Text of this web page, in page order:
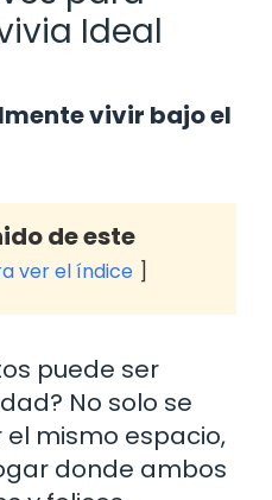
Ideal
vivir bajo el
de este
ver el índice
puede ser
No solo se
mismo espacio,
donde ambos